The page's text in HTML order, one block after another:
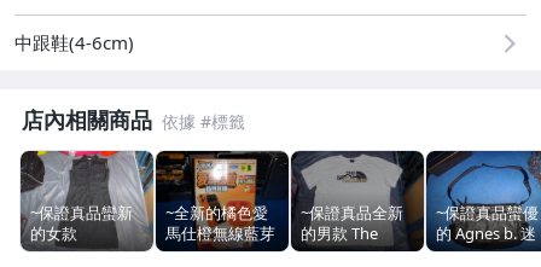
古董、藝術與礦石
電腦、平板與周邊
運動、戶外與休閒
電玩遊戲與主機
中跟鞋(4-6cm)
店內相關商品
~保證真品蠻新
的女款
Burberry 單寧
~全新的橘色愛
馬仕橙無線藍芽
耳機~便宜起標
~保證真品全新
的男款 The
North Face 北
~保證真品蠻優
的 Agnes b. 迷
彩綠色真皮和